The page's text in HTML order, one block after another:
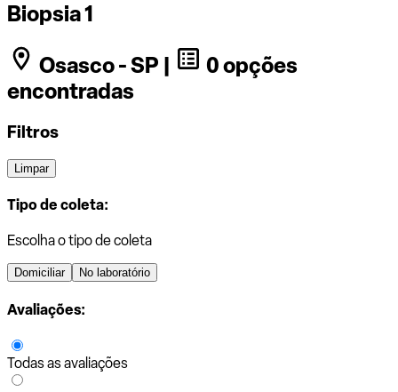
Biopsia 1
Osasco - SP |
0 opções
encontradas
Filtros
Limpar
Tipo de coleta:
Escolha o tipo de coleta
Domiciliar No laboratório
Avaliações:
Todas as avaliações